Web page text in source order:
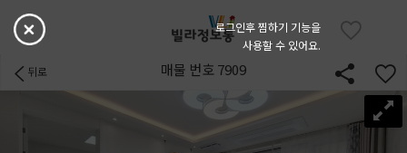
로그인후 찜하기 기능을
사용할 수 있어요.
매물 번호 7909
뒤로